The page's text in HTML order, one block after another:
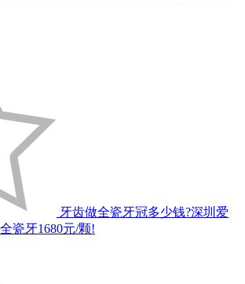
牙齿做全瓷牙冠多少钱?深圳爱
瓷牙1680元/颗!